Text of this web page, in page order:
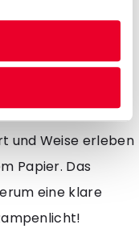
Sorgen über das
diesen
öffnen. Die
der Außenseite
und Weise erleben
Papier. Das
eine klare